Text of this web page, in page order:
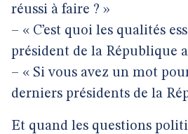
réussi à faire ? »
– « C’est quoi les qualités
président de la République
– « Si vous avez un mot
derniers présidents de la
Et quand les questions